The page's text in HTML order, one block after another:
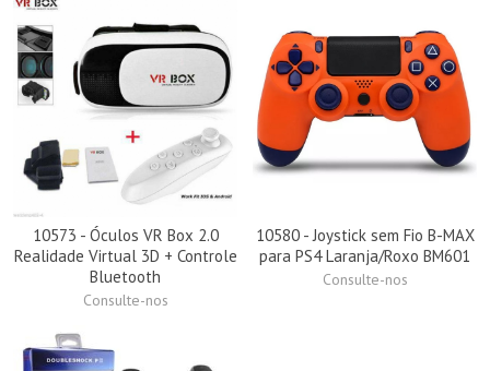
10573 - Óculos VR Box 2.0
Realidade Virtual 3D + Controle
Bluetooth
Consulte-nos
10580 - Joystick sem Fio B-MAX
para PS4 Laranja/Roxo BM601
Consulte-nos